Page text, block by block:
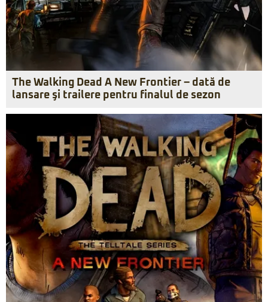
The Walking Dead A New Frontier – dată de
lansare şi trailere pentru finalul de sezon